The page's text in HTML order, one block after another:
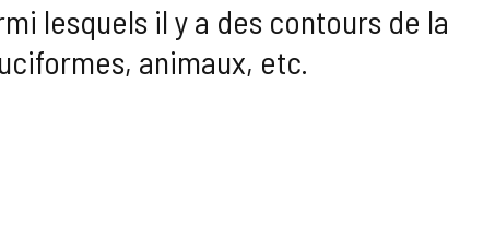
lesquels il y a des contours de la
animaux, etc.